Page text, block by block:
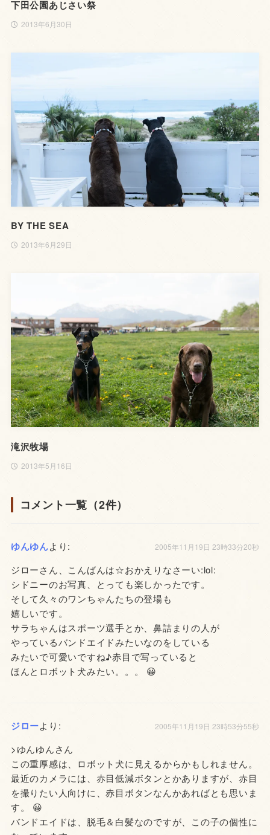
下田公園あじさい祭
2013年6月30日
BY THE SEA
2013年6月29日
滝沢牧場
2013年5月16日
コメント一覧（2件）
ゆんゆんより: 2005年11月19日 23時33分20秒
ジローさん、こんばんは☆おかえりなさーい:lol:
シドニーのお写真、とっても楽しかったです。
そして久々のワンちゃんたちの登場も
嬉しいです。
サラちゃんはスポーツ選手とか、鼻詰まりの人が
やっているバンドエイドみたいなのをしている
みたいで可愛いですね♪赤目で写っていると
ほんとロボット犬みたい。。。 😀
ジローより: 2005年11月19日 23時53分55秒
>ゆんゆんさん
この重厚感は、ロボット犬に見えるからかもしれません。
最近のカメラには、赤目低減ボタンとかありますが、赤目
を撮りたい人向けに、赤目ボタンなんかあればとも思いま
す。 😀
バンドエイドは、脱毛＆白髪なのですが、この子の個性に